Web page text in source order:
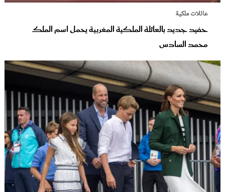
عائلات ملكية
حفيد جديد بالعائلة الملكية المغربية يحمل اسم الملك
محمد السادس